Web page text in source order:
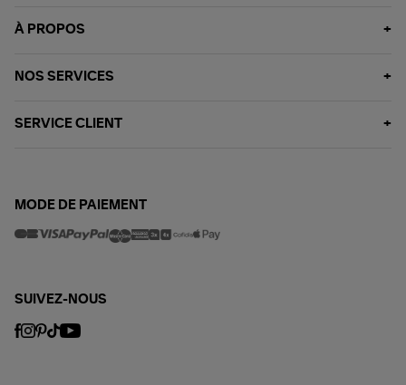
À PROPOS
NOS SERVICES
SERVICE CLIENT
MODE DE PAIEMENT
SUIVEZ-NOUS